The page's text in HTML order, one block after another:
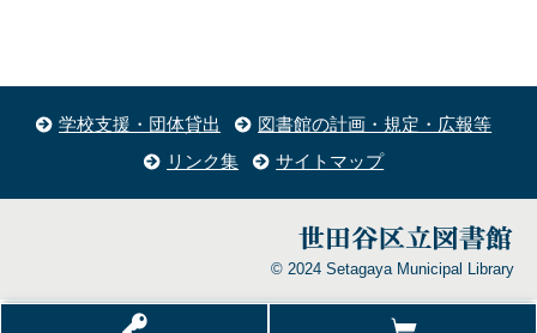
学校支援・団体貸出
図書館の計画・規定・広報等
リンク集
サイトマップ
© 2024 Setagaya Municipal Library